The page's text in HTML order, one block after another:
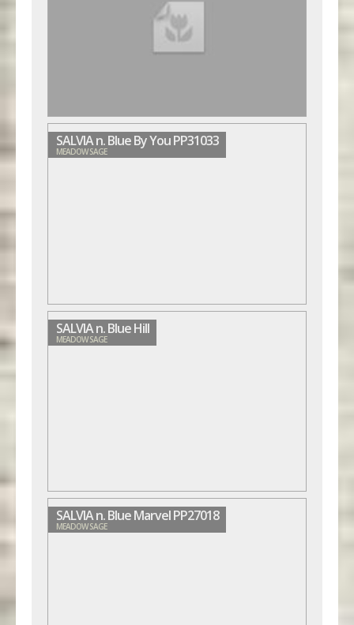
SALVIA n. Blue By You PP31033
MEADOW SAGE
SALVIA n. Blue Hill
MEADOW SAGE
SALVIA n. Blue Marvel PP27018
MEADOW SAGE